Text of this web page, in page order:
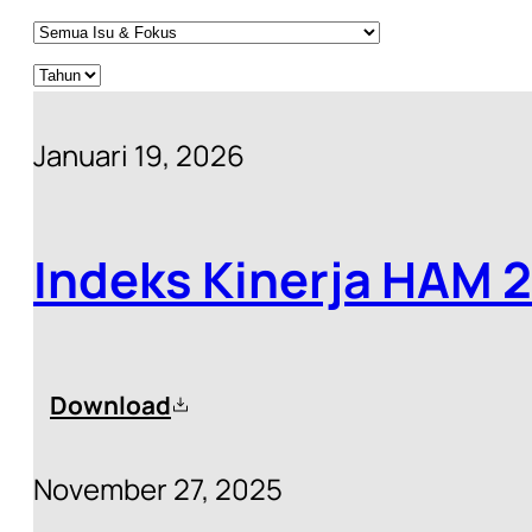
Januari 19, 2026
Indeks Kinerja HAM
Download
November 27, 2025